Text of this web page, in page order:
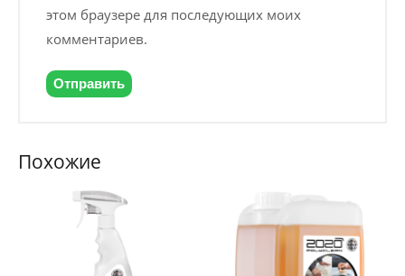
этом браузере для последующих моих
комментариев.
Похожие